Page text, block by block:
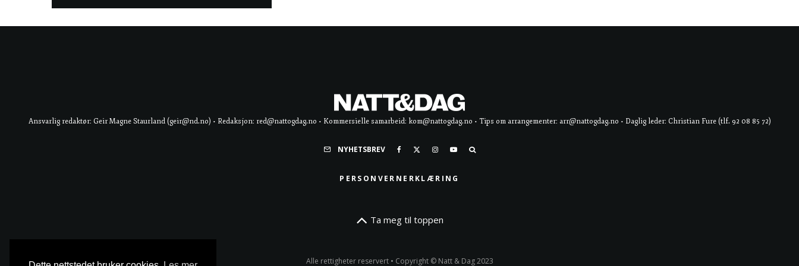
Ansvarlig redaktør: Geir Magne Staurland (geir@nd.no) • Redaksjon: red@nattogdag.no • Kommersielle samarbeid: kom@nattogdag.no • Tips om arrangementer: arr@nattogdag.no • Daglig leder: Christian Fure (tlf. 92 08 85 72)
NYHETSBREV
PERSONVERNERKLÆRING
Ta meg til toppen
Alle rettigheter reservert • Copyright © Natt & Dag 2023